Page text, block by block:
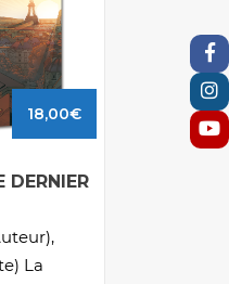
18,00€
DERNIER
La